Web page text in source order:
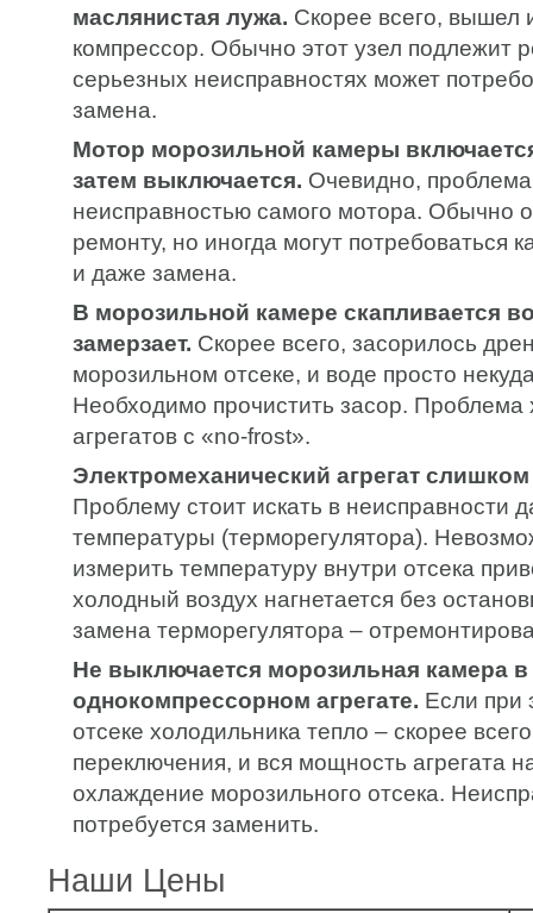
маслянистая лужа. Скорее всего, вышел
компрессор. Обычно этот узел подлежит
серьезных неисправностях может
замена.
Мотор морозильной камеры
затем выключается. Очевидно,
неисправностью самого мотора. Обычно
ремонту, но иногда могут потребоваться
и даже замена.
В морозильной камере скапливается
замерзает. Скорее всего, засорилось
морозильном отсеке, и воде просто
Необходимо прочистить засор. Проблема
агрегатов с «no-frost».
Электромеханический агрегат
Проблему стоит искать в неисправности
температуры (терморегулятора).
измерить температуру внутри отсека
холодный воздух нагнетается без
замена терморегулятора –
Не выключается морозильная камера в
однокомпрессорном агрегате. Если при
отсеке холодильника тепло – скорее
переключения, и вся мощность агрегата
охлаждение морозильного отсека.
потребуется заменить.
Наши Цены